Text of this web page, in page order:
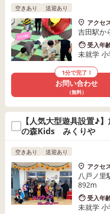
空きあり 送迎あり
アクセ
吉田駅か
受入年
未就学
1分で完了！
お問い合わせ
（無料）
【人気大型遊具設置♪
の森Kids みくりや
空きあり 送迎あり
アクセ
八戸ノ里
892m
受入年
未就学